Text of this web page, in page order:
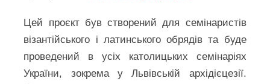
Цей проєкт був створений для семінаристів
візантійського і латинського обрядів та буде
проведений в усіх католицьких семінаріях
України, зокрема у Львівській архідієцезії.